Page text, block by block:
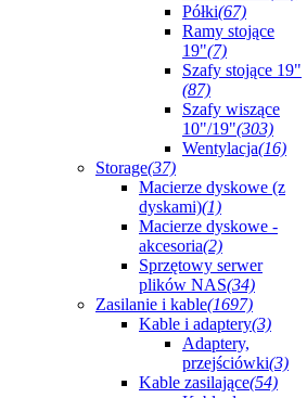
Półki(67)
Ramy stojące
19"(7)
Szafy stojące 19"
(87)
Szafy wiszące
10"/19"(303)
Wentylacja(16)
Storage(37)
Macierze dyskowe (z
dyskami)(1)
Macierze dyskowe -
akcesoria(2)
Sprzętowy serwer
plików NAS(34)
Zasilanie i kable(1697)
Kable i adaptery(3)
Adaptery,
przejściówki(3)
Kable zasilające(54)